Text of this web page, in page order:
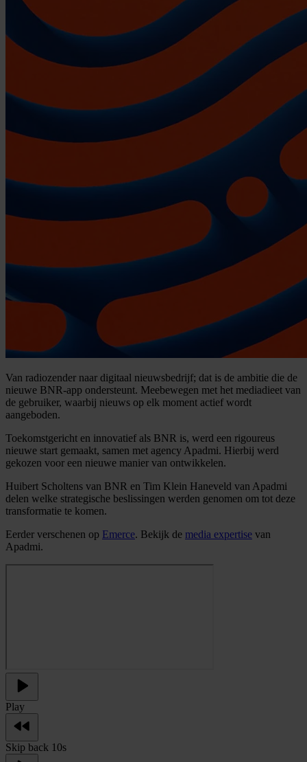
Van radiozender naar digitaal nieuwsbedrijf; dat is de ambitie die de
nieuwe BNR-app ondersteunt. Meebewegen met het mediadieet van
de gebruiker, waarbij nieuws op elk moment actief wordt
aangeboden.
Toekomstgericht en innovatief als BNR is, werd een rigoureus
nieuwe start gemaakt, samen met agency Apadmi. Hierbij werd
gekozen voor een nieuwe manier van ontwikkelen.
Huibert Scholtens van BNR en Tim Klein Haneveld van Apadmi
delen welke strategische beslissingen werden genomen om tot deze
transformatie te komen.
Eerder verschenen op Emerce. Bekijk de media expertise van
Apadmi.
Play
Skip back 10s